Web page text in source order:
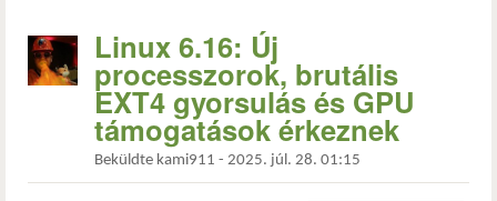
Linux 6.16: Új
processzorok, brutális
EXT4 gyorsulás és GPU
támogatások érkeznek
Beküldte kami911 - 2025. júl. 28. 01:15